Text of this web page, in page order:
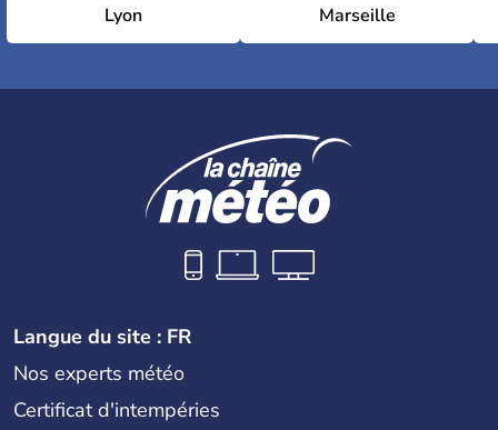
Lyon Marseille
Langue du site : FR
Nos experts météo
Certificat d'intempéries